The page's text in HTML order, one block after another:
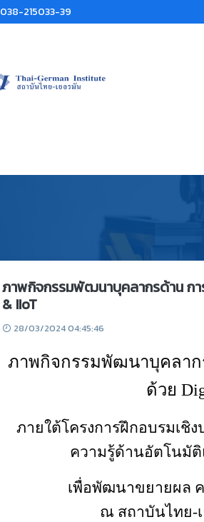
038-215033-39
ภาพกิจกรรมพัฒนาบุคลากรด้าน ก
& IIoT
28/03/2024 04:45:46
ภาพกิจกรรมพัฒนาบุคลา
ด้วย
ภายใต้โครงการฝึกอบรมเชิ
ความรู้ด้านอัตโนมั
เพื่อพัฒนาขยายผล
ณ สถาบันไทย-